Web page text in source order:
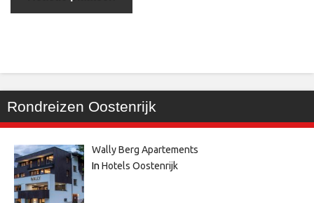
Rondreizen Oostenrijk
Wally Berg Apartements
In Hotels Oostenrijk